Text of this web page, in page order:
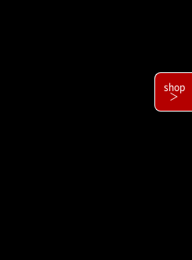
shop
＞